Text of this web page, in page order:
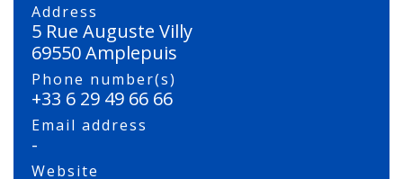
Address
5 Rue Auguste Villy
69550 Amplepuis
Phone number(s)
+33 6 29 49 66 66
Email address
-
Website